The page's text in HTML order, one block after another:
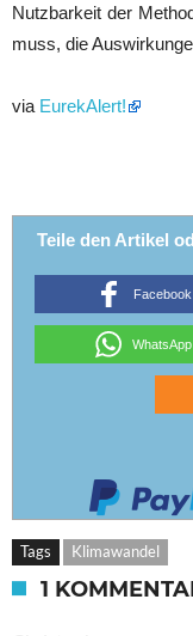
Nutzbarkeit der
muss, die
via EurekAlert!
Teile den Artikel
Facebook
WhatsApp
Tags Klimawandel
1